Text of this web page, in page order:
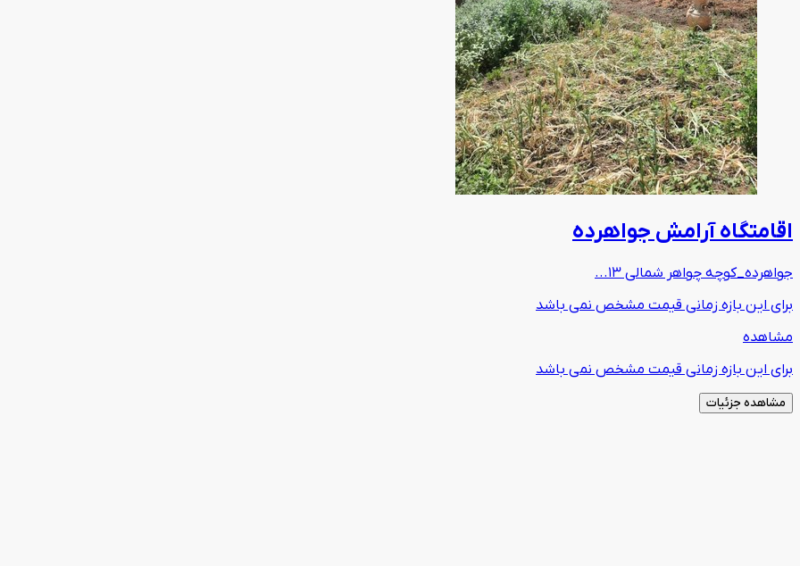
اقامتگاه آرامش جواهرده
جواهرده_کوچه چواهر شمالی 13...
برای این بازه زمانی قیمت مشخص نمی باشد
مشاهده
برای این بازه زمانی قیمت مشخص نمی باشد
مشاهده جزئیات